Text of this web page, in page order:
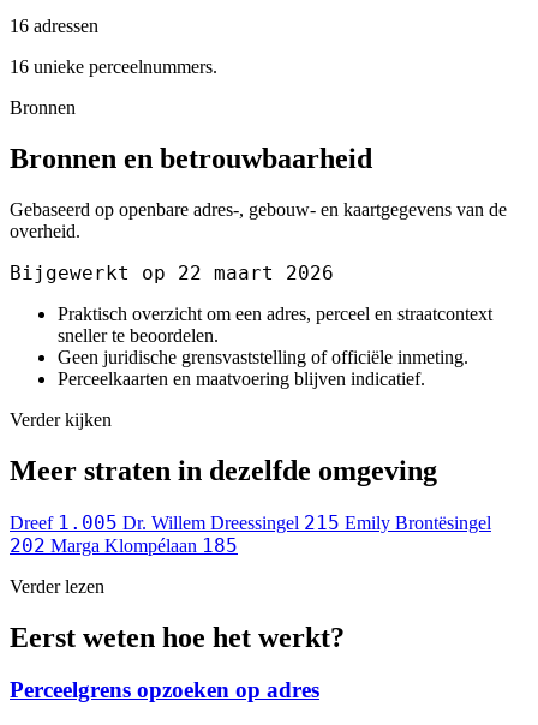
16 adressen
16 unieke perceelnummers.
Bronnen
Bronnen en betrouwbaarheid
Gebaseerd op openbare adres-, gebouw- en kaartgegevens van de
overheid.
Bijgewerkt op 22 maart 2026
Praktisch overzicht om een adres, perceel en straatcontext
sneller te beoordelen.
Geen juridische grensvaststelling of officiële inmeting.
Perceelkaarten en maatvoering blijven indicatief.
Verder kijken
Meer straten in dezelfde omgeving
Dreef 1.005 Dr. Willem Dreessingel 215 Emily Brontësingel
202 Marga Klompélaan 185
Verder lezen
Eerst weten hoe het werkt?
Perceelgrens opzoeken op adres